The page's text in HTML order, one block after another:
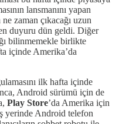
lansmanını yapan
zaman çıkacağı uzun
duyuru dün geldi. Diğer
bilinmemekle birlikte
içinde Amerika’da
ilk hafta içinde
Android sürümü için de
Play Store’da Amerika için
yerinde Android telefon